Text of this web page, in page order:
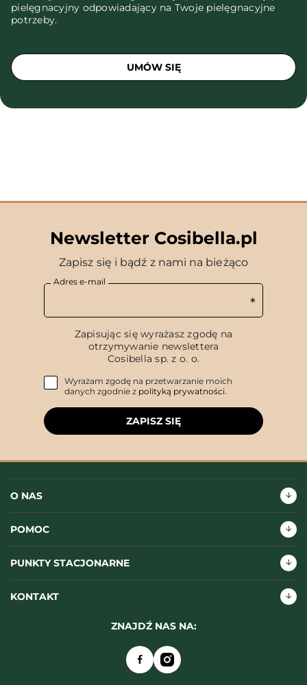
pielęgnacyjny odpowiadający na Twoje pielęgnacyjne
potrzeby.
UMÓW SIĘ
Newsletter Cosibella.pl
Zapisz się i bądź z nami na bieżąco
Adres e-mail
Zapisując się wyrażasz zgodę na
otrzymywanie newslettera
Cosibella sp. z o. o.
Wyrażam zgodę na przetwarzanie moich
danych zgodnie z polityką prywatności.
ZAPISZ SIĘ
O NAS
POMOC
PUNKTY STACJONARNE
KONTAKT
ZNAJDŹ NAS NA: